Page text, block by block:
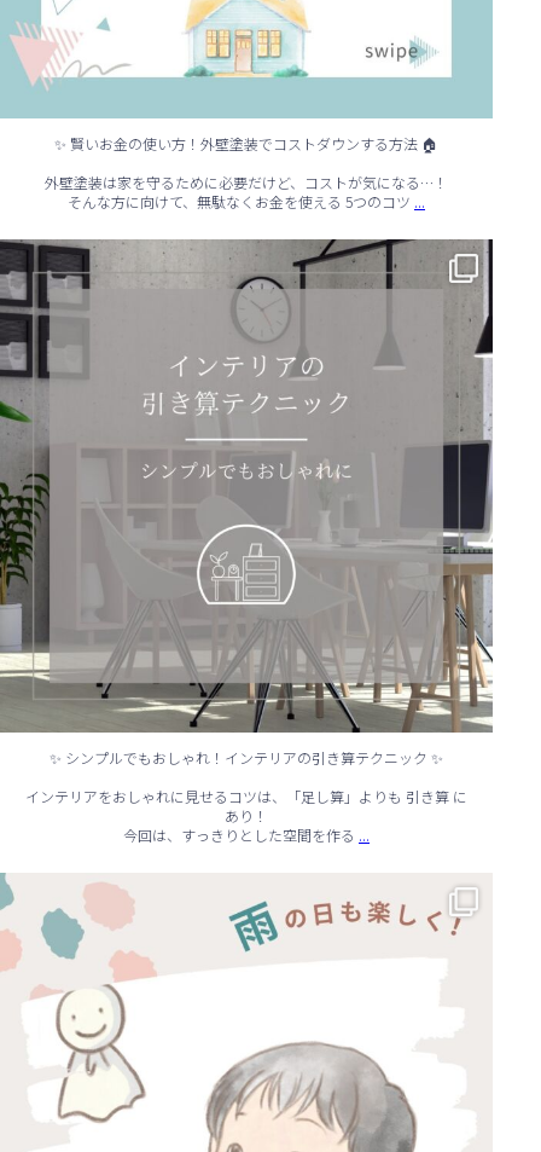
✨ 賢いお金の使い方！外壁塗装でコストダウンする方法 🏠
外壁塗装は家を守るために必要だけど、コストが気になる…！
そんな方に向けて、無駄なくお金を使える 5つのコツ ...
✨ シンプルでもおしゃれ！インテリアの引き算テクニック ✨
...
✨ シンプルでもおしゃれ！インテリアの引き算テクニック ✨
インテリアをおしゃれに見せるコツは、「足し算」よりも 引き算 に
あり！
今回は、すっきりとした空間を作る ...
☔ 雨の日でも快適に！室内でできる遊びアイデア 🌈
...